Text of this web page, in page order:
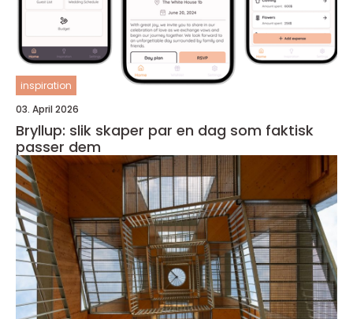
inspiration
03. April 2026
Bryllup: slik skaper par en dag som faktisk
passer dem